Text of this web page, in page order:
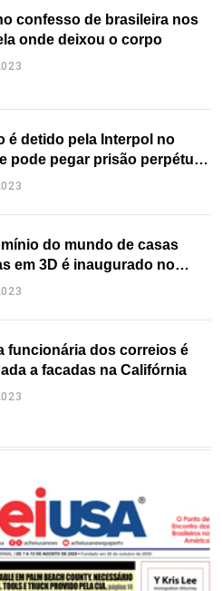
confesso de brasileira nos
onde deixou o corpo
é detido pela Interpol no
pode pegar prisão perpétua
do mundo de casas
em 3D é inaugurado no
funcionária dos correios é
a facadas na Califórnia